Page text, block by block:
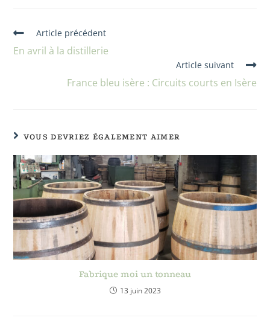
Article précédent
En avril à la distillerie
Article suivant
France bleu isère : Circuits courts en Isère
VOUS DEVRIEZ ÉGALEMENT AIMER
Fabrique moi un tonneau
13 juin 2023